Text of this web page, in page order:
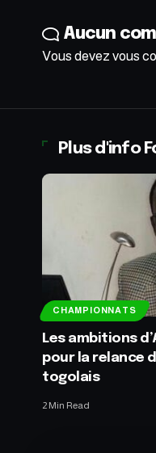
Aucun
Vous devez vous
Plus d'info
CHAMPIONNATS
Les ambitions
pour la relance
togolais
2 Min Read